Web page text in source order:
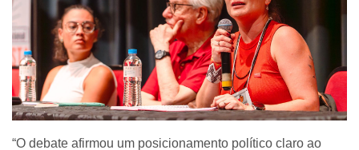
“O debate afirmou um posicionamento político claro ao